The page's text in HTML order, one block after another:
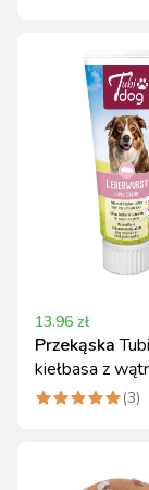
13.96 zł
Przekąska
kiełbasa z
psów 75 g Kerbl
(3)